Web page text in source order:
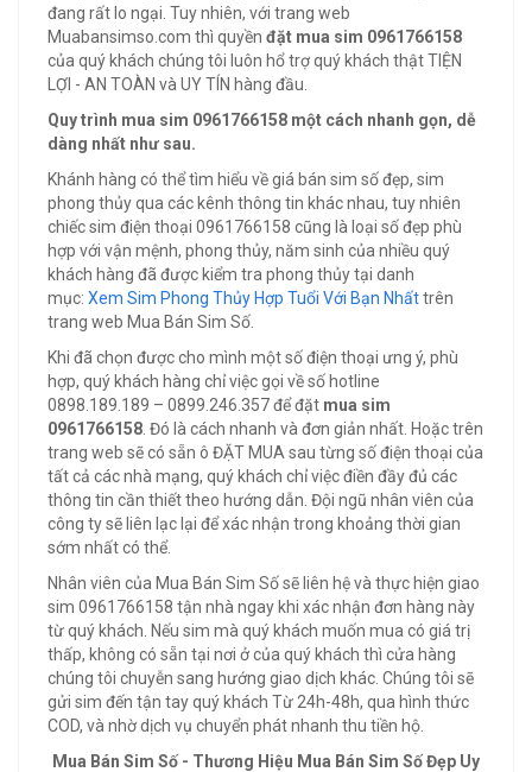
đang rất lo ngại. Tuy nhiên, với trang web
Muabansimso.com thì quyền đặt mua sim 0961766158
của quý khách chúng tôi luôn hổ trợ quý khách thật TIỆN
LỢI - AN TOÀN và UY TÍN hàng đầu.
Quy trình mua sim 0961766158 một cách nhanh gọn, dễ
dàng nhất như sau.
Khánh hàng có thể tìm hiểu về giá bán sim số đẹp, sim
phong thủy qua các kênh thông tin khác nhau, tuy nhiên
chiếc sim điện thoại 0961766158 cũng là loại số đẹp phù
hợp với vận mệnh, phong thủy, năm sinh của nhiều quý
khách hàng đã được kiểm tra phong thủy tại danh
mục: Xem Sim Phong Thủy Hợp Tuổi Với Bạn Nhấttrên
trang web Mua Bán Sim Số.
Khi đã chọn được cho mình một số điện thoại ưng ý, phù
hợp, quý khách hàng chỉ việc gọi về số hotline
0898.189.189 – 0899.246.357 để đặt mua sim
0961766158 . Đó là cách nhanh và đơn giản nhất. Hoặc trên
trang web sẽ có sẵn ô ĐẶT MUA sau từng số điện thoại của
tất cả các nhà mạng, quý khách chỉ việc điền đầy đủ các
thông tin cần thiết theo hướng dẫn. Đội ngũ nhân viên của
công ty sẽ liên lạc lại để xác nhận trong khoảng thời gian
sớm nhất có thể.
Nhân viên của Mua Bán Sim Số sẽ liên hệ và thực hiện giao
sim 0961766158 tận nhà ngay khi xác nhận đơn hàng này
từ quý khách. Nếu sim mà quý khách muốn mua có giá trị
thấp, không có sẵn tại nơi ở của quý khách thì cửa hàng
chúng tôi chuyễn sang hướng giao dịch khác. Chúng tôi sẽ
gửi sim đến tận tay quý khách Từ 24h-48h, qua hình thức
COD, và nhờ dịch vụ chuyển phát nhanh thu tiền hộ.
Mua Bán Sim Số - Thương Hiệu Mua Bán Sim Số Đẹp Uy